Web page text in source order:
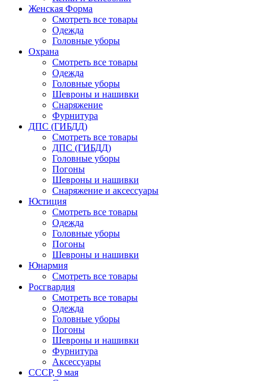
Женская Форма
Смотреть все товары
Одежда
Головные уборы
Охрана
Смотреть все товары
Одежда
Головные уборы
Шевроны и нашивки
Снаряжение
Фурнитура
ДПС (ГИБДД)
Смотреть все товары
ДПС (ГИБДД)
Головные уборы
Погоны
Шевроны и нашивки
Снаряжение и аксессуары
Юстиция
Смотреть все товары
Одежда
Головные уборы
Погоны
Шевроны и нашивки
Юнармия
Смотреть все товары
Росгвардия
Смотреть все товары
Одежда
Головные уборы
Погоны
Шевроны и нашивки
Фурнитура
Аксессуары
СССР, 9 мая